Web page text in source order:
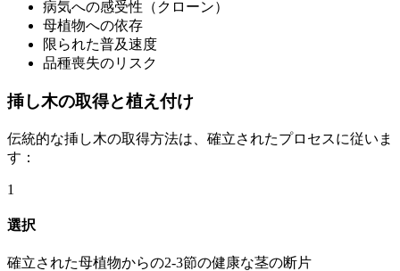
病気への感受性（クローン）
母植物への依存
限られた普及速度
品種喪失のリスク
挿し木の取得と植え付け
伝統的な挿し木の取得方法は、確立されたプロセスに従いま
す：
1
選択
確立された母植物からの2-3節の健康な茎の断片